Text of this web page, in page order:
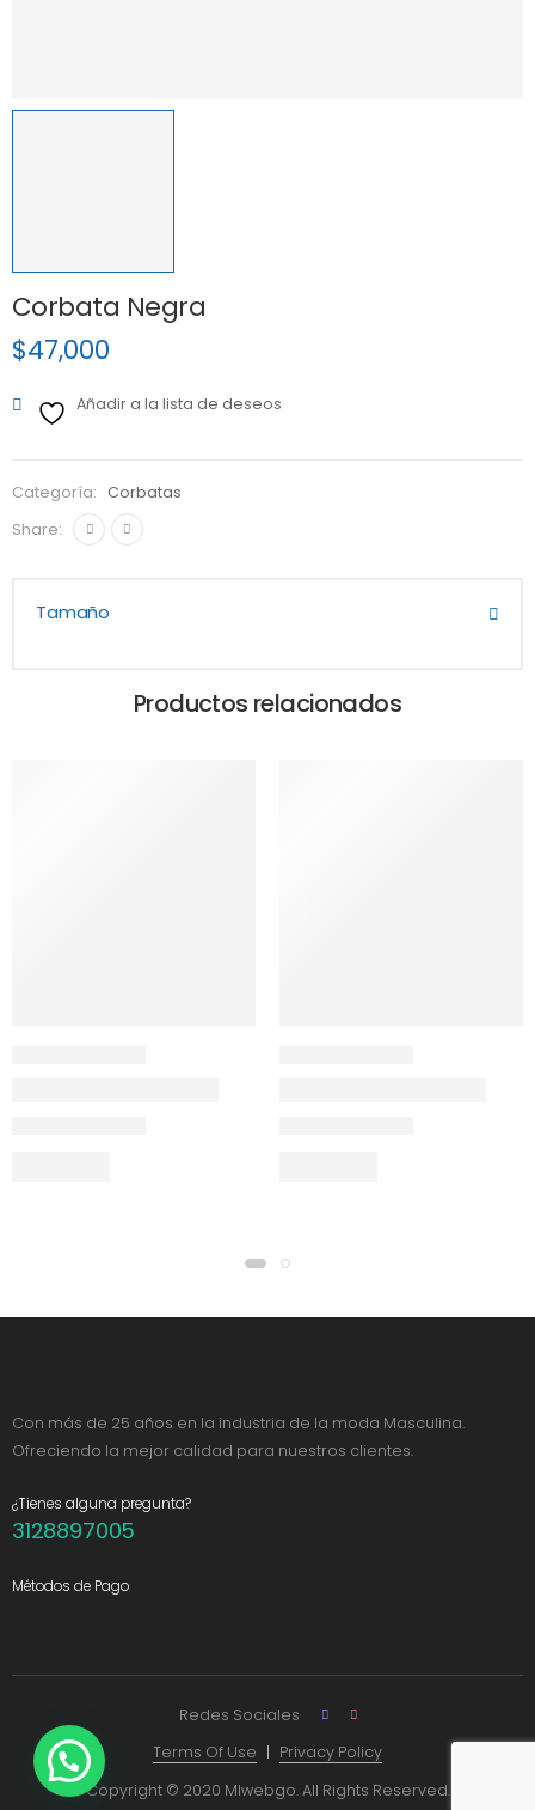
Corbata Negra
$47,000
Añadir a la lista de deseos
Categoría:
Corbatas
Share:
Tamaño
Productos relacionados
Con más de 25 años en la industria de la moda Masculina.
Ofreciendo la mejor calidad para nuestros clientes.
¿Tienes alguna pregunta?
3128897005
Métodos de Pago
Copyright © 2020 MIwebgo. All Rights Reserved.
Terms Of Use Privacy Policy
Redes Sociales